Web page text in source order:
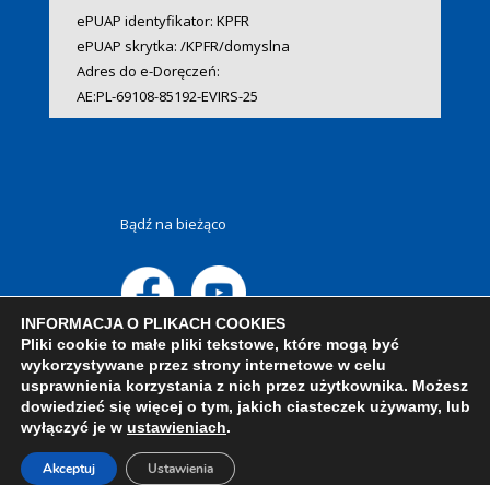
ePUAP identyfikator: KPFR
ePUAP skrytka: /KPFR/domyslna
Adres do e-Doręczeń:
AE:PL-69108-85192-EVIRS-25
Bądź na bieżąco
INFORMACJA O PLIKACH COOKIES
Pliki cookie to małe pliki tekstowe, które mogą być
wykorzystywane przez strony internetowe w celu
usprawnienia korzystania z nich przez użytkownika. Możesz
dowiedzieć się więcej o tym, jakich ciasteczek używamy, lub
wyłączyć je w ustawieniach.
Akceptuj Ustawienia